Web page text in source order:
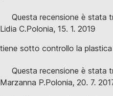
Questa recensione è stata
Lidia C.Polonia, 15. 1. 2019
tiene sotto controllo la plastica
Questa recensione è stata
Marzanna P.Polonia, 20. 7.